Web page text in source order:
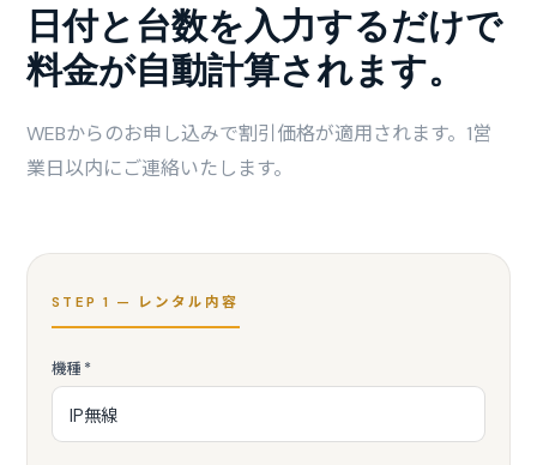
日付と台数を入力するだけで
料金が自動計算されます。
WEBからのお申し込みで割引価格が適用されます。1営
業日以内にご連絡いたします。
STEP 1 — レンタル内容
機種 *